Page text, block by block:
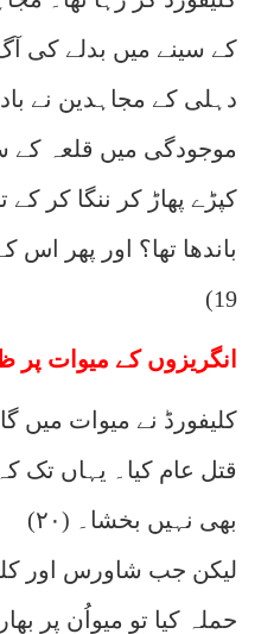
کے سینے میں بدلے کی
دہلی کے مجاہدین نے
موجودگی میں قلعہ کے
کپڑے پھاڑ کر ننگا کر
باندھا تھا؟ اور پھر اس
19)
انگریزوں کے میوات پر
کلیفورڈ نے میوات میں
قتل عام کیا۔ یہاں تک
بھی نہیں بخشا۔ (۲۰)
لیکن جب شاورس اور
حملہ کیا تو میواُن پر